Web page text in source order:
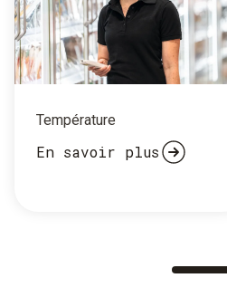
Température
En savoir plus